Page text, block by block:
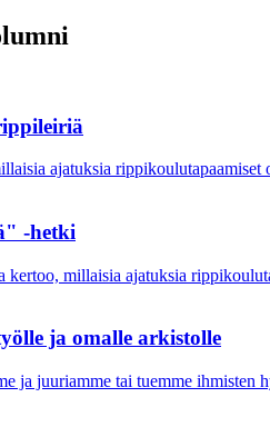
ajatuksia rippikoulutapaamiset
-hetki
millaisia ajatuksia
ja omalle arkistolle
ja juuriamme tai tuemme